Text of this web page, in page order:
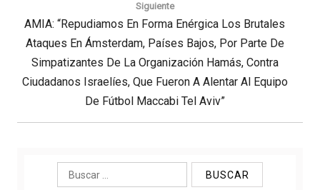
Siguiente
Next
Post:
AMIA: “Repudiamos En Forma Enérgica Los Brutales
Ataques En Ámsterdam, Países Bajos, Por Parte De
Simpatizantes De La Organización Hamás, Contra
Ciudadanos Israelíes, Que Fueron A Alentar Al Equipo
De Fútbol Maccabi Tel Aviv”
Buscar: